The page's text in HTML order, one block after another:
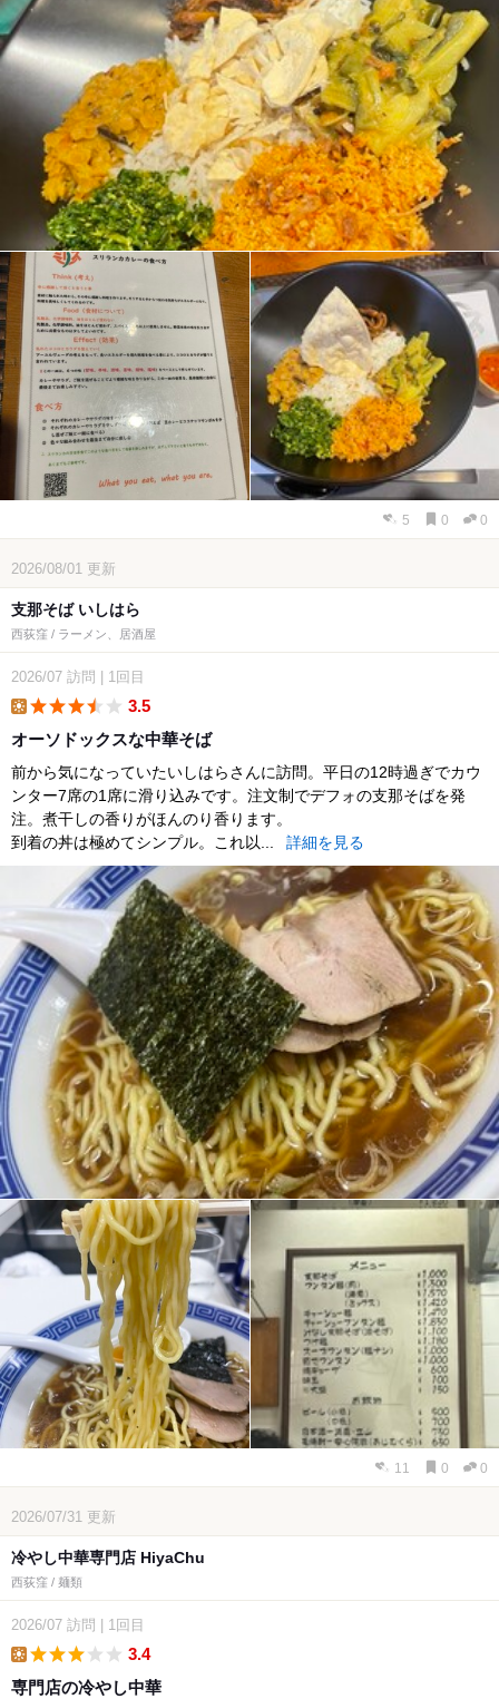
5 0 0
2026/08/01 更新
支那そば いしはら
西荻窪 / ラーメン、居酒屋
2026/07 訪問 1回目
3.5
オーソドックスな中華そば
前から気になっていたいしはらさんに訪問。平日の12時過ぎでカウ
ンター7席の1席に滑り込みです。注文制でデフォの支那そばを発
注。煮干しの香りがほんのり香ります。
到着の丼は極めてシンプル。これ以...
詳細を見る
11 0 0
2026/07/31 更新
冷やし中華専門店 HiyaChu
西荻窪 / 麺類
2026/07 訪問 1回目
3.4
専門店の冷やし中華